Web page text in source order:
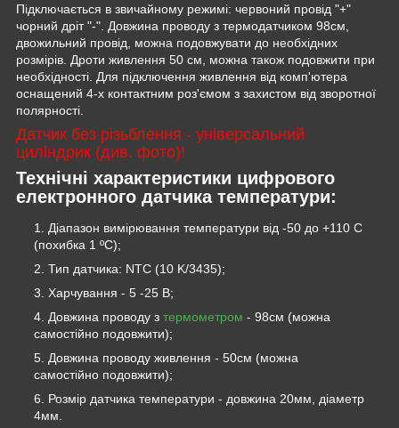
Підключається в звичайному режимі: червоний провід "+"
чорний дріт "-". Довжина проводу з термодатчиком 98см,
двожильний провід, можна подовжувати до необхідних
розмірів. Дроти живлення 50 см, можна також подовжити при
необхідності. Для підключення живлення від комп'ютера
оснащений 4-х контактним роз'ємом з захистом від зворотної
полярності.
Датчик без різьблення - універсальний
циліндрик (див. фото)!
Технічні характеристики цифрового
електронного датчика температури:
Діапазон вимірювання температури від -50 до +110 С
(похибка 1 ºС);
Тип датчика: NTC (10 K/3435);
Харчування - 5 -25 В;
Довжина проводу з термометром - 98см (можна
самостійно подовжити);
Довжина проводу живлення - 50см (можна
самостійно подовжити);
Розмір датчика температури - довжина 20мм, діаметр
4мм.